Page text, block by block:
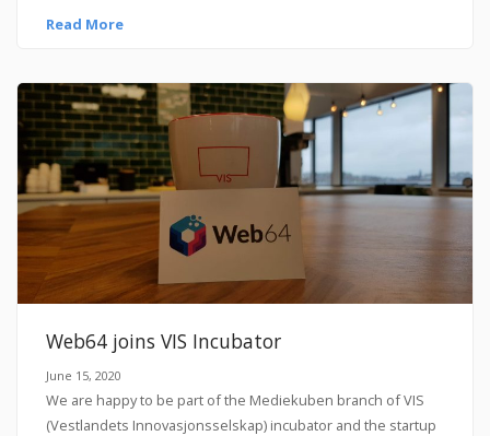
Read More
Web64 joins VIS Incubator
June 15, 2020
We are happy to be part of the Mediekuben branch of VIS
(Vestlandets Innovasjonsselskap) incubator and the startup